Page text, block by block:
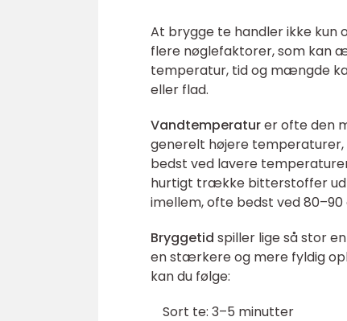
At brygge te handler ikke
flere nøglefaktorer, som kan
temperatur, tid og mængde
eller flad.
Vandtemperaturer ofte den
generelt højere temperaturer,
bedst ved lavere
hurtigt trække bitterstoffer ud
imellem, ofte bedst ved 80–90
Bryggetid spiller lige så stor
en stærkere og mere fyldig
kan du følge:
Sort te: 3–5 minutter